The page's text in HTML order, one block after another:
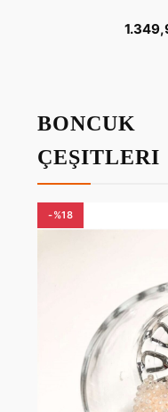
BONCUK
ÇEŞITLERI
-%18